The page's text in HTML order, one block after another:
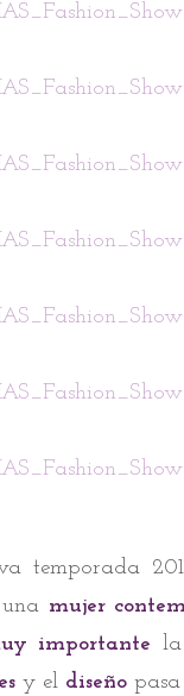
temporada
mujer
importante la
y eldiseño